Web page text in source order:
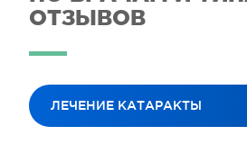
ОТЗЫВОВ
ЛЕЧЕНИЕ КАТАРАКТЫ